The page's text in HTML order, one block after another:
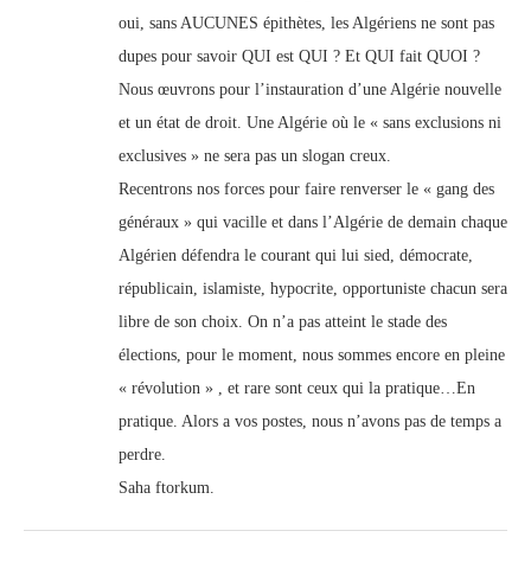
oui, sans AUCUNES épithètes, les Algériens ne sont pas
dupes pour savoir QUI est QUI ? Et QUI fait QUOI ?
Nous œuvrons pour l’instauration d’une Algérie nouvelle
et un état de droit. Une Algérie où le « sans exclusions ni
exclusives » ne sera pas un slogan creux.
Recentrons nos forces pour faire renverser le « gang des
généraux » qui vacille et dans l’Algérie de demain chaque
Algérien défendra le courant qui lui sied, démocrate,
républicain, islamiste, hypocrite, opportuniste chacun sera
libre de son choix. On n’a pas atteint le stade des
élections, pour le moment, nous sommes encore en pleine
« révolution » , et rare sont ceux qui la pratique…En
pratique. Alors a vos postes, nous n’avons pas de temps a
perdre.
Saha ftorkum.